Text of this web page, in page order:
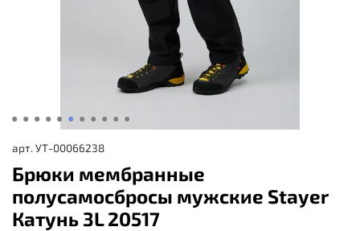
арт. УТ-00066238
Брюки мембранные
полусамосбросы мужские Stayer
Катунь 3L 20517